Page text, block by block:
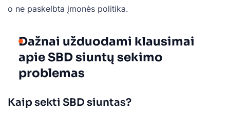
o ne paskelbta įmonės politika.
Dažnai užduodami klausimai
apie SBD siuntų sekimo
problemas
Kaip sekti SBD siuntas?